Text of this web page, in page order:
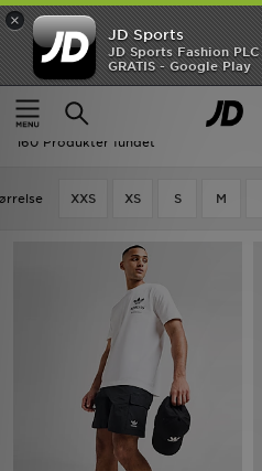
×
JD Sports
JD Sports Fashion PLC
GRATIS - Google Play
Hjem
Herrer Herretøj Shorts
Udsalg | Herrer - Shorts
160 Produkter fundet
XXS XS S M
Hjem
Udsalg
Nyheder